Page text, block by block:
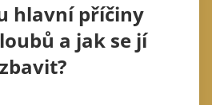
hlavní příčiny
a jak se jí
zbavit?